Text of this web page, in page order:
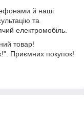
й наші
та
електромобіль.
товар!
Приємних покупок!